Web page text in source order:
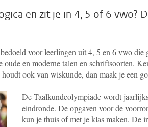
en zit je in 4, 5 of 6 vwo?
voor leerlingen uit 4, 5 en 6 vwo
oude en moderne talen en schriftsoorten.
ook van wiskunde, dan maak je een
vergroot afbeeldingen
De Taalkundeolympiade wordt
eindronde. De opgaven voor de
kun je thuis of met je klas maken. De